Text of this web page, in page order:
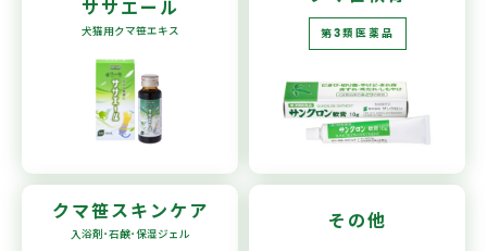
ササエール
犬猫用クマ笹エキス 第3類医薬品
クマ笹スキンケア
入浴剤･石鹸･保湿ジェル
その他